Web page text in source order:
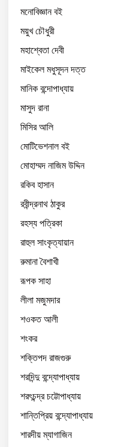
মনোবিজ্ঞান বই
ময়ুখ চৌধুরী
মহাশ্বেতা দেবী
মাইকেল মধুসূদন দত্ত
মানিক বন্দোপাধ্যায়
মাসুদ রানা
মিসির আলি
মোটিভেশনাল বই
মোহাম্মদ নাজিম উদ্দিন
রকিব হাসান
রবীন্দ্রনাথ ঠাকুর
রহস্য পত্রিকা
রাহুল সাংকৃত্যায়ান
রুমানা বৈশাখী
রূপক সাহা
লীলা মজুমদার
শওকত আলী
শংকর
শক্তিপদ রাজগুরু
শরদিন্দু বন্দ্যোপাধ্যায়
শরৎচন্দ্র চট্টোপাধ্যায়
শান্তিপ্রিয় বন্দ্যোপাধ্যায়
শারদীয় ম্যাগাজিন